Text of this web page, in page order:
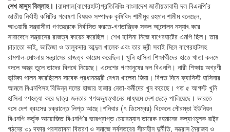
শেখ মাসুম বিল্লাহ।।রামপাল(বাগেরহাট)প্রতিনিধিঃ বাংলাদেশ জাতীয়তাবাদী দল বিএনপি’র
জাতীয় নির্বাহী কমিটির গবেষণা বিষয়ক সম্পাদক কৃষিবিদ শামীমুর রহমান শামীম বলেছেন,
আওয়ামী সন্ত্রাসীরা গণতন্ত্রকে নির্বাসিত করতে-গণতান্ত্রিক সকল আন্দোলন নস্যাৎ করে
সারাদেশে সন্ত্রাসের রাজত্ব কায়েম করেছিল। শেখ হাসিনা নিজে বাগেরহাটের এমপি ছিল। তার
চাচাতো ভাই, ভাতিজা ও তালুকদার আব্দুল খালেক এবং তার স্ত্রী সবাই মিলে বাগেরহাটসহ
রামপাল-মোংলায় সন্ত্রাসের রাজত্ব কায়েম করেছিল। খুনি হাসিনা শিক্ষার্থীদের হাতে খাতা কলমে
বদলে অস্ত্র তুলে তাদের বিপথে নিয়েছে। এদেশের গণমানুষের দল বিএনপি। নারী শিক্ষায় অগ্রণী
ভূমিকা পালন করেছিলেন সাবেক প্রধানমন্ত্রী বেগম খালেদা জিয়া। বিগত দিনে ফ্যাসিস্ট হাসিনার
আমলে বিএনপিসহ বিভিন্ন দলের হাজার হাজার নেতা-কর্মীদের খুন করেছে। গত ৫ আগস্ট খুনি
হাসিনা গণহত্যা করে ছাত্র-জনতার গণঅভ্যুত্থানের মাধ্যমে দেশ ছেড়ে পালিয়েছে। ভারতে
বসে দেশ ধ্বংসের চক্রান্তে লিপ্ত আছে।শনিবার (৭ ডিসেম্বর) বিকেলে গৌরম্ভা ইউনিয়ন
বিএনপি কর্তৃক আয়োজিত বিএনপি’র ভারপ্রাপ্ত চেয়ারম্যান তারেক রহমানের কল্যাণমূলক রাষ্ট্র
গঠনের ৩১ দফার প্রস্তাবনা বিতরণ ও সমাজে সর্বস্তরের সীমাহীন দুর্নীতি, সন্ত্রাস নৈরাজ্য ও